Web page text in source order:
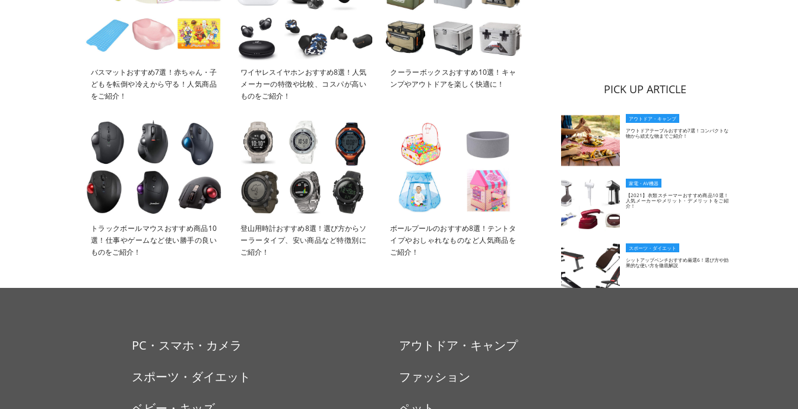
バスマットおすすめ7選！赤ちゃん・子
どもを転倒や冷えから守る！人気商品
をご紹介！
ワイヤレスイヤホンおすすめ8選！人気
メーカーの特徴や比較、コスパが高い
ものをご紹介！
クーラーボックスおすすめ10選！キャ
ンプやアウトドアを楽しく快適に！
トラックボールマウスおすすめ商品10
選！仕事やゲームなど使い勝手の良い
ものをご紹介！
登山用時計おすすめ8選！選び方からソ
ーラータイプ、安い商品など特徴別に
ご紹介！
ボールプールのおすすめ8選！テントタ
イプやおしゃれなものなど人気商品を
ご紹介！
PICK UP ARTICLE
アウトドア・キャンプ
アウトドアテーブルおすすめ7選！コンパクトな
物から頑丈な物までご紹介！
家電・AV機器
【2021】衣類スチーマーおすすめ商品10選！
人気メーカーやメリット・デメリットをご紹
介！
スポーツ・ダイエット
シットアップベンチおすすめ厳選6！選び方や効
果的な使い方を徹底解説
PC・スマホ・カメラ
アウトドア・キャンプ
スポーツ・ダイエット
ファッション